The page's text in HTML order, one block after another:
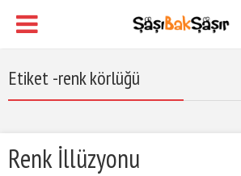
Etiket -renk körlüğü
Renk İllüzyonu